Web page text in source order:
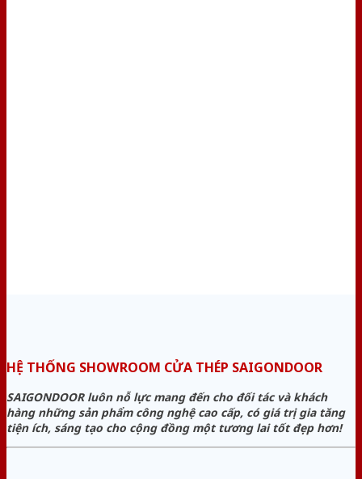
HỆ THỐNG SHOWROOM CỬA THÉP SAIGONDOOR
SAIGONDOOR luôn nỗ lực mang đến cho đối tác và khách
hàng những sản phẩm công nghệ cao cấp, có giá trị gia tăng
tiện ích, sáng tạo cho cộng đồng một tương lai tốt đẹp hơn!